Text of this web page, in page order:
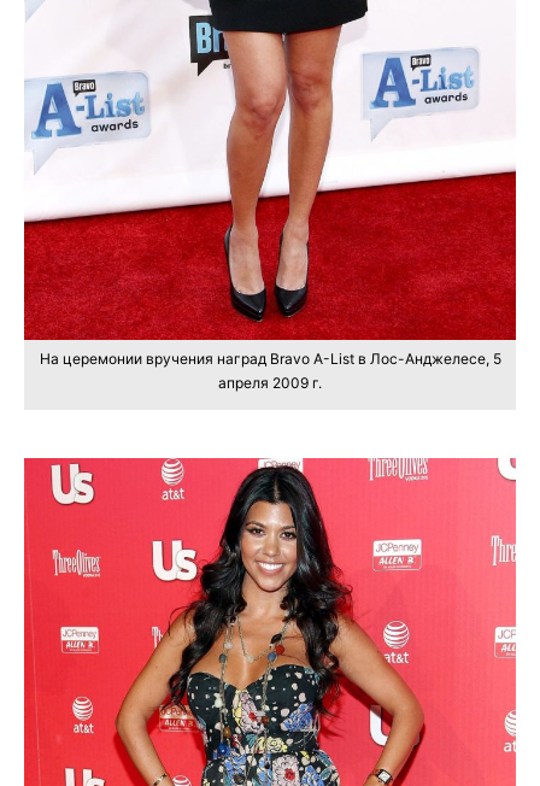
На церемонии вручения наград Bravo A-List в Лос-Анджелесе, 5
апреля 2009 г.